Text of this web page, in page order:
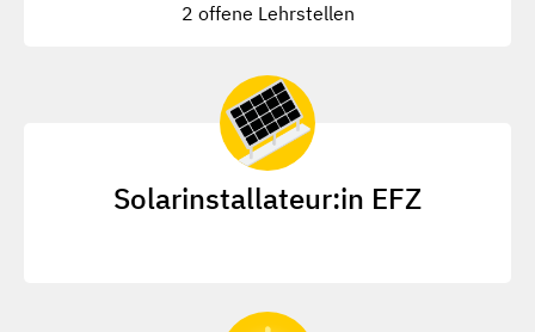
2 offene Lehrstellen
Solarinstallateur:in EFZ